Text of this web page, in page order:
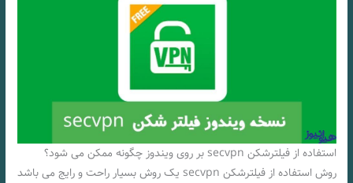
استفاده از فیلترشکن secvpn بر روی ویندوز چگونه ممکن می شود؟
روش استفاده از فیلترشکن secvpn یک روش بسیار راحت و رایج می باشد